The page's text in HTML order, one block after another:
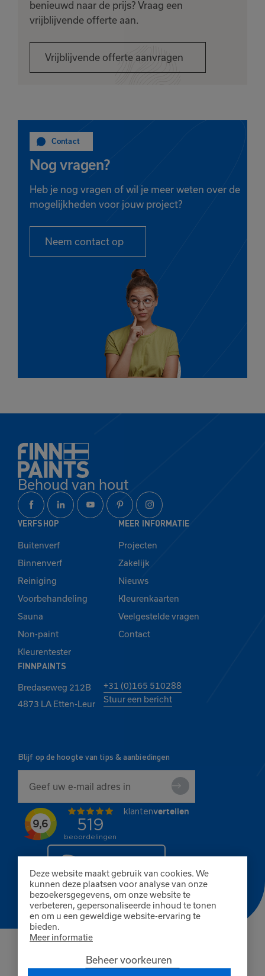
Deze website maakt gebruik van cookies. We
kunnen deze plaatsen voor analyse van onze
bezoekersgegevens, om onze website te
verbeteren, gepersonaliseerde inhoud te tonen
en om u een geweldige website-ervaring te
bieden.
Meer informatie
Beheer voorkeuren
benieuwd naar de prijs? Vraag een
vrijblijvende offerte aan.
Vrijblijvende offerte aanvragen
Contact
Nog vragen?
Heb je nog vragen of wil je meer weten over de
mogelijkheden voor jouw project?
Neem contact op
Behoud van hout
VERFSHOP
Buitenverf
Binnenverf
Reiniging
Voorbehandeling
Sauna
Non-paint
Kleurentester
MEER INFORMATIE
Projecten
Zakelijk
Nieuws
Kleurenkaarten
Veelgestelde vragen
Contact
FINNPAINTS
Bredaseweg 212B
4873 LA Etten-Leur
+31 (0)165 510288
Stuur een bericht
Blijf op de hoogte van tips & aanbiedingen
Algemene voorwaarden
Privacybeleid